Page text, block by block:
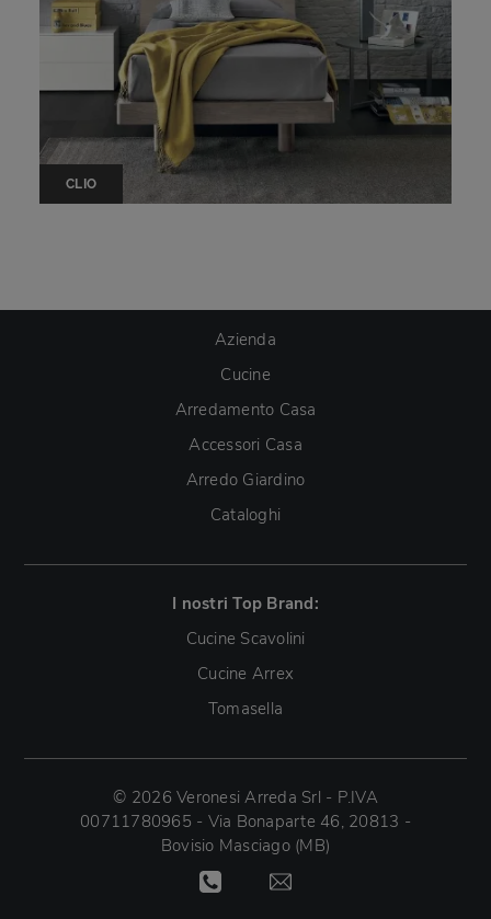
CLIO
Azienda
Cucine
Arredamento Casa
Accessori Casa
Arredo Giardino
Cataloghi
I nostri Top Brand:
Cucine Scavolini
Cucine Arrex
Tomasella
© 2026 Veronesi Arreda Srl - P.IVA
00711780965 - Via Bonaparte 46, 20813 -
Bovisio Masciago (MB)